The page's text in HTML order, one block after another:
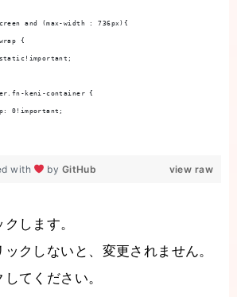
and (max-width : 736px){
{
keni-container {
0!important;
view raw
with by GitHub
します。
クしないと、変更されません。
てください。